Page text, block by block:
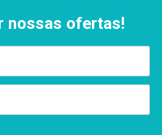
nossas ofertas!